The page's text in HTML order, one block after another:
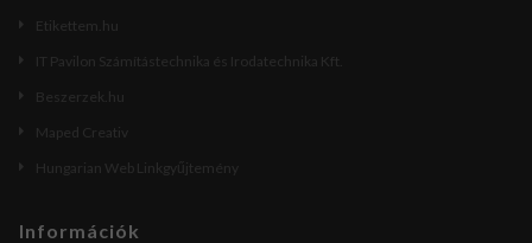
Etikettem.hu
IT Pavilon Számítástechnika és Irodatechnika Kft.
Beszerzek.hu
Maped Creativ
Hungarian Web Linkgyűjtemény
Információk